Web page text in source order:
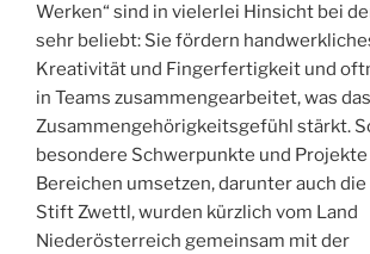
Werken“ sind in vielerlei Hinsicht bei
sehr beliebt: Sie fördern
Kreativität und Fingerfertigkeit und
in Teams zusammengearbeitet, was das
Zusammengehörigkeitsgefühl stärkt.
besondere Schwerpunkte und
Bereichen umsetzen, darunter auch
Stift Zwettl, wurden kürzlich vom Land
Niederösterreich gemeinsam mit der